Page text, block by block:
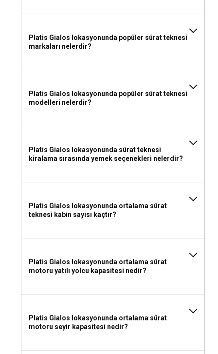
Platis Gialos lokasyonunda popüler sürat teknesi
markaları nelerdir?
Platis Gialos lokasyonunda popüler sürat teknesi
modelleri nelerdir?
Platis Gialos lokasyonunda sürat teknesi
kiralama sırasında yemek seçenekleri nelerdir?
Platis Gialos lokasyonunda ortalama sürat
teknesi kabin sayısı kaçtır?
Platis Gialos lokasyonunda ortalama sürat
motoru yatılı yolcu kapasitesi nedir?
Platis Gialos lokasyonunda ortalama sürat
motoru seyir kapasitesi nedir?